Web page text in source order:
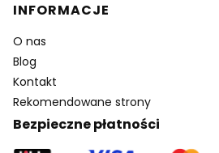
INFORMACJE
O nas
Blog
Kontakt
Rekomendowane strony
Bezpieczne płatności